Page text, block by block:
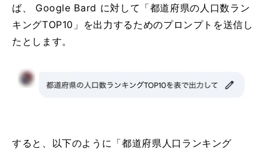
ば、 Google Bard に対して「都道府県の人口数ラン
キングTOP10」を出力するためのプロンプトを送信し
たとします。
すると、以下のように「都道府県人口ランキング